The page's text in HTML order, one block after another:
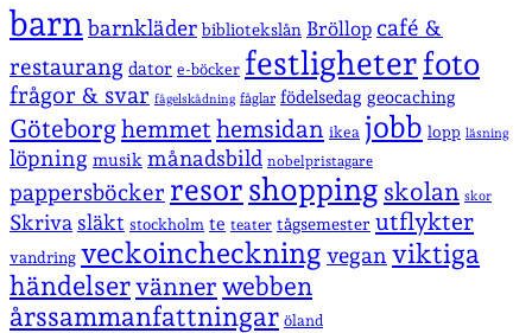
barnbarnkläder bibliotekslån Bröllop café &
restaurang dator e-böcker festligheterfoto
frågor & svar fågelskådning fåglar födelsedag geocaching
Göteborghemmet hemsidan ikea jobb lopp läsning
löpning musik månadsbild nobelpristagare
pappersböcker resor shopping skolan skor
Skriva släkt stockholm te teater tågsemester utflykter
vandring veckoincheckning vegan viktiga
händelservänner webben
årssammanfattningar öland